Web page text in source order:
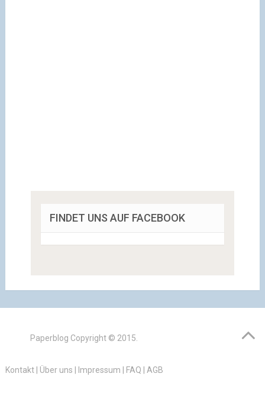
FINDET UNS AUF FACEBOOK
Paperblog Copyright © 2015.
Kontakt| Über uns Impressum FAQ AGB